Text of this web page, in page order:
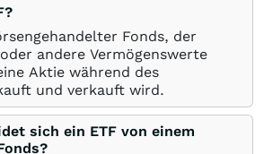
Fonds, der
andere Vermögenswerte
Aktie während des
und verkauft wird.
sich ein ETF von einem